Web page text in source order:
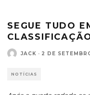
SEGUE TUDO
JACK · 2 DE
NOTÍCIAS